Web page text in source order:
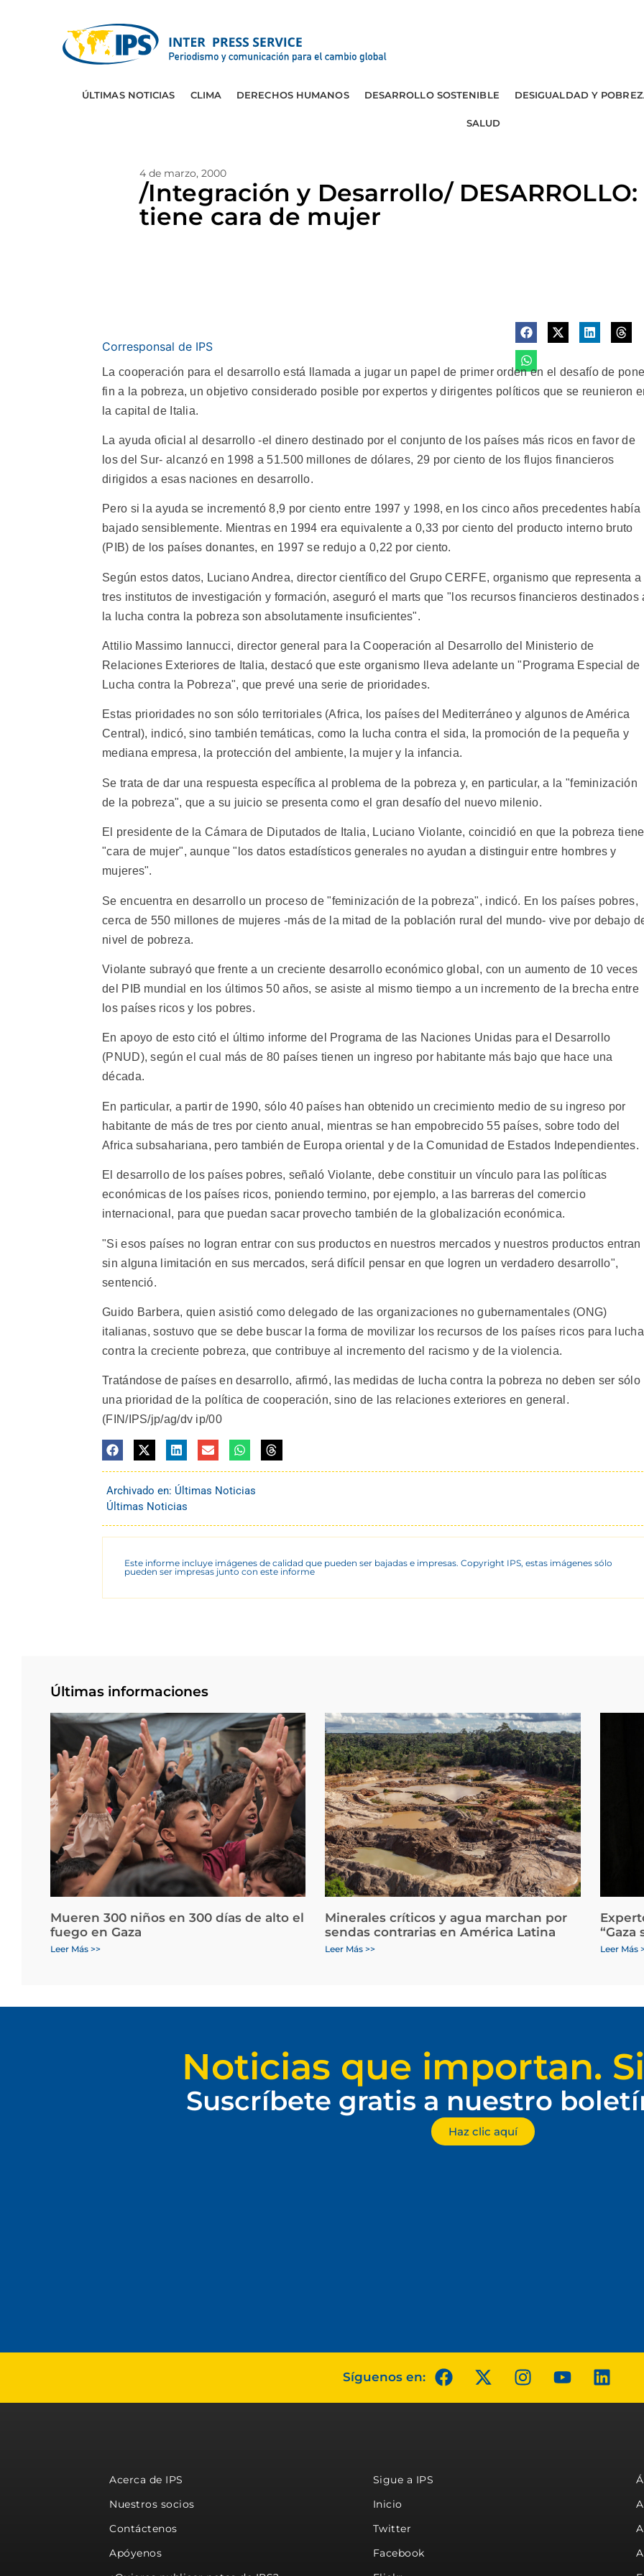
ÚLTIMAS NOTICIAS CLIMA DERECHOS HUMANOS DESARROLLO SOSTENIBLE DESIGUALDAD Y
SALUD
4 de marzo, 2000
/Integración y Desarrollo/
tiene cara de mujer
Corresponsal de IPS
La cooperación para el desarrollo está llamada a jugar un papel de primer orden en el desafío de
fin a la pobreza, un objetivo considerado posible por expertos y dirigentes políticos que se reunieron
la capital de Italia.
La ayuda oficial al desarrollo -el dinero destinado por el conjunto de los países más ricos en favor de
los del Sur- alcanzó en 1998 a 51.500 millones de dólares, 29 por ciento de los flujos financieros
dirigidos a esas naciones en desarrollo.
Pero si la ayuda se incrementó 8,9 por ciento entre 1997 y 1998, en los cinco años precedentes había
bajado sensiblemente. Mientras en 1994 era equivalente a 0,33 por ciento del producto interno bruto
(PIB) de los países donantes, en 1997 se redujo a 0,22 por ciento.
Según estos datos, Luciano Andrea, director científico del Grupo CERFE, organismo que representa a
tres institutos de investigación y formación, aseguró el marts que "los recursos financieros destinados
la lucha contra la pobreza son absolutamente insuficientes".
Attilio Massimo Iannucci, director general para la Cooperación al Desarrollo del Ministerio de
Relaciones Exteriores de Italia, destacó que este organismo lleva adelante un "Programa Especial de
Lucha contra la Pobreza", que prevé una serie de prioridades.
Estas prioridades no son sólo territoriales (Africa, los países del Mediterráneo y algunos de América
Central), indicó, sino también temáticas, como la lucha contra el sida, la promoción de la pequeña y
mediana empresa, la protección del ambiente, la mujer y la infancia.
Se trata de dar una respuesta específica al problema de la pobreza y, en particular, a la "feminización
de la pobreza", que a su juicio se presenta como el gran desafío del nuevo milenio.
El presidente de la Cámara de Diputados de Italia, Luciano Violante, coincidió en que la pobreza tiene
"cara de mujer", aunque "los datos estadísticos generales no ayudan a distinguir entre hombres y
mujeres".
Se encuentra en desarrollo un proceso de "feminización de la pobreza", indicó. En los países pobres,
cerca de 550 millones de mujeres -más de la mitad de la población rural del mundo- vive por debajo
nivel de pobreza.
Violante subrayó que frente a un creciente desarrollo económico global, con un aumento de 10 veces
del PIB mundial en los últimos 50 años, se asiste al mismo tiempo a un incremento de la brecha entre
los países ricos y los pobres.
En apoyo de esto citó el último informe del Programa de las Naciones Unidas para el Desarrollo
(PNUD), según el cual más de 80 países tienen un ingreso por habitante más bajo que hace una
década.
En particular, a partir de 1990, sólo 40 países han obtenido un crecimiento medio de su ingreso por
habitante de más de tres por ciento anual, mientras se han empobrecido 55 países, sobre todo del
Africa subsahariana, pero también de Europa oriental y de la Comunidad de Estados Independientes.
El desarrollo de los países pobres, señaló Violante, debe constituir un vínculo para las políticas
económicas de los países ricos, poniendo termino, por ejemplo, a las barreras del comercio
internacional, para que puedan sacar provecho también de la globalización económica.
"Si esos países no logran entrar con sus productos en nuestros mercados y nuestros productos entran
sin alguna limitación en sus mercados, será difícil pensar en que logren un verdadero desarrollo",
sentenció.
Guido Barbera, quien asistió como delegado de las organizaciones no gubernamentales (ONG)
italianas, sostuvo que se debe buscar la forma de movilizar los recursos de los países ricos para
contra la creciente pobreza, que contribuye al incremento del racismo y de la violencia.
Tratándose de países en desarrollo, afirmó, las medidas de lucha contra la pobreza no deben ser sólo
una prioridad de la política de cooperación, sino de las relaciones exteriores en general.
(FIN/IPS/jp/ag/dv ip/00
Archivado en: Últimas Noticias
Últimas Noticias
Este informe incluye imágenes de calidad que pueden ser bajadas e impresas. Copyright IPS, estas imágenes sólo
pueden ser impresas junto con este informe
Últimas informaciones
Mueren 300 niños en 300 días de alto el
fuego en Gaza
Leer Más >>
Minerales críticos y agua marchan por
sendas contrarias en América Latina
Leer Más >>
“Gaza
Leer Más
Noticias que importan.
Suscríbete gratis a nuestro
Haz clic aquí
Síguenos en:
Acerca de IPS
Nuestros socios
Contáctenos
Apóyenos
Sigue a IPS
Inicio
Twitter
Facebook